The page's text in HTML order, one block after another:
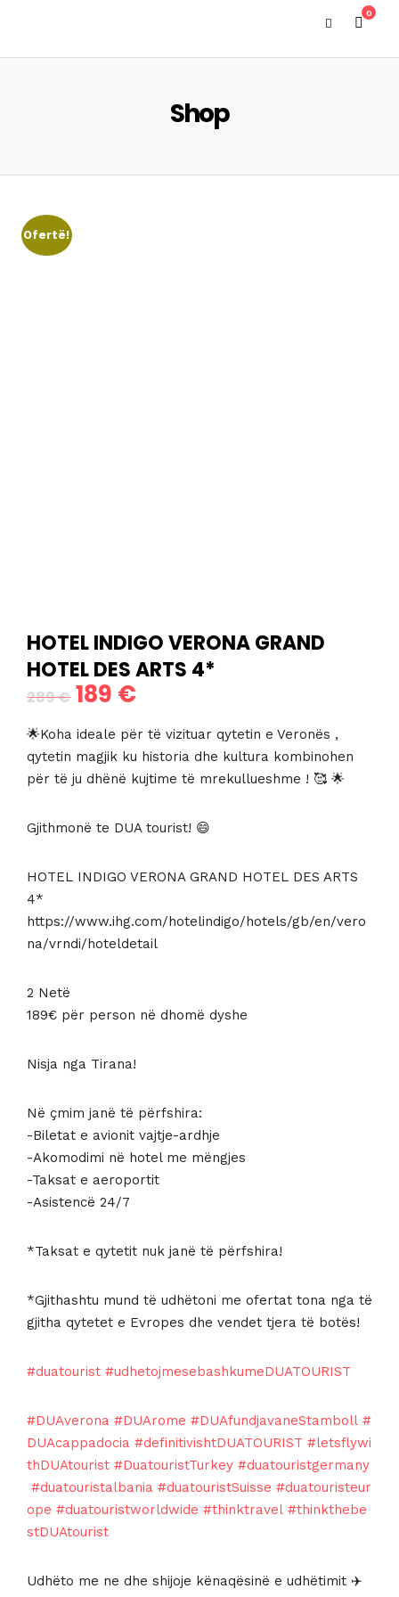
0
Shop
Ofertë!
HOTEL INDIGO VERONA GRAND
HOTEL DES ARTS 4*
289€ Çmimi
origjinal
qe:
189 €
tanishëm
është:
189 €.
🌟Koha ideale për të vizituar qytetin e Veronës ,
qytetin magjik ku historia dhe kultura kombinohen
për të ju dhënë kujtime të mrekullueshme ! 🥰 🌟
Gjithmonë te DUA tourist! 😄
HOTEL INDIGO VERONA GRAND HOTEL DES ARTS
4*
https://www.ihg.com/hotelindigo/hotels/gb/en/vero
na/vrndi/hoteldetail
2 Netë
189€ për person në dhomë dyshe
Nisja nga Tirana!
Në çmim janë të përfshira:
-Biletat e avionit vajtje-ardhje
-Akomodimi në hotel me mëngjes
-Taksat e aeroportit
-Asistencë 24/7
*Taksat e qytetit nuk janë të përfshira!
*Gjithashtu mund të udhëtoni me ofertat tona nga të
gjitha qytetet e Evropes dhe vendet tjera të botës!
#duatourist #udhetojmesebashkumeDUATOURIST
#DUAverona #DUArome #DUAfundjavaneStamboll #
DUAcappadocia #definitivishtDUATOURIST #letsflywi
thDUAtourist #DuatouristTurkey #duatouristgermany
#duatouristalbania #duatouristSuisse #duatouristeur
ope #duatouristworldwide #thinktravel #thinkthebe
stDUAtourist
Udhëto me ne dhe shijoje kënaqësinë e udhëtimit ✈️